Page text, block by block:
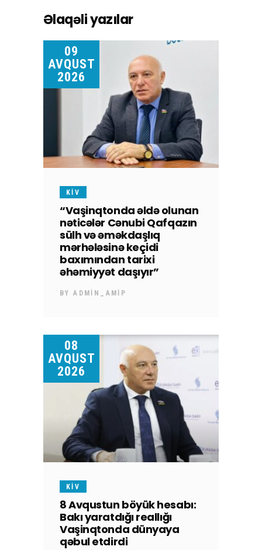
Əlaqəli yazılar
09
AVQUST
2026
KİV
“Vaşinqtonda əldə olunan
nəticələr Cənubi Qafqazın
sülh və əməkdaşlıq
mərhələsinə keçidi
baxımından tarixi
əhəmiyyət daşıyır”
BYADMIN_AMIP
08
AVQUST
2026
KİV
8 Avqustun böyük hesabı:
Bakı yaratdığı reallığı
Vaşinqtonda dünyaya
qəbul etdirdi